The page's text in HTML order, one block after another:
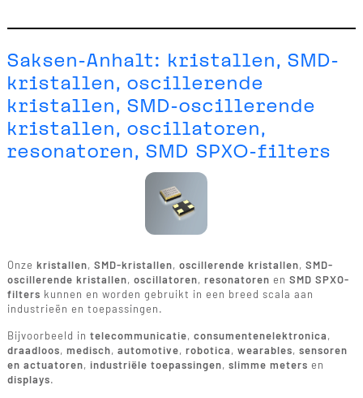
Saksen-Anhalt: kristallen, SMD-
kristallen, oscillerende
kristallen, SMD-oscillerende
kristallen, oscillatoren,
resonatoren, SMD SPXO-filters
Onze kristallen, SMD-kristallen, oscillerende kristallen, SMD-
oscillerende kristallen, oscillatoren, resonatoren en SMD SPXO-
filters kunnen en worden gebruikt in een breed scala aan
industrieën en toepassingen.
Bijvoorbeeld in telecommunicatie, consumentenelektronica,
draadloos, medisch, automotive, robotica, wearables, sensoren
en actuatoren, industriële toepassingen, slimme meters en
displays.